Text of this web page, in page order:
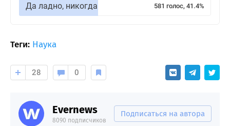
Да ладно, никогда 581 голос, 41.4%
Теги: Наука
28 0
Evernews
8090 подписчиков
Подписаться на автора